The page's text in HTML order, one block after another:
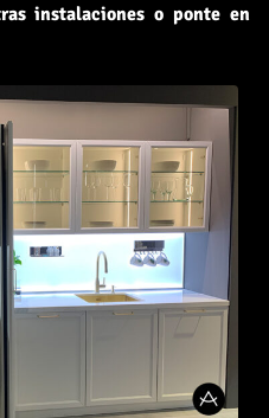
instalaciones o ponte en